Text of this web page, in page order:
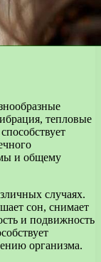
тепловые
и общему
случаях.
сон, снимает
и подвижность
организма.